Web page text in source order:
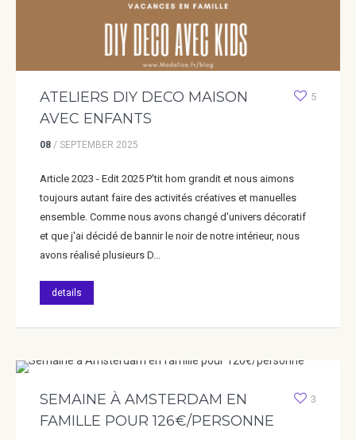
ATELIERS DIY DECO MAISON
AVEC ENFANTS
5
08 / SEPTEMBER 2025
Article 2023 - Edit 2025 P'tit hom grandit et nous aimons
toujours autant faire des activités créatives et manuelles
ensemble. Comme nous avons changé d'univers décoratif
et que j'ai décidé de bannir le noir de notre intérieur, nous
avons réalisé plusieurs D...
details
SEMAINE À AMSTERDAM EN
FAMILLE POUR 126€/PERSONNE
3